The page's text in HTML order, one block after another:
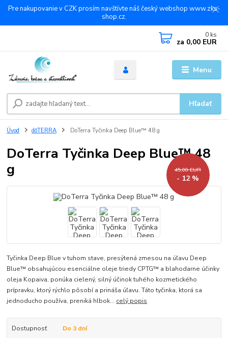
Pre nakupovanie v CZK prosím navštívte náš český webshop www.zks-
shop.cz.
Menu
Hľadať
0 ks
za 0,00 EUR
Úvod dōTERRA DoTerra Tyčinka Deep Blue™ 48 g
DoTerra Tyčinka Deep Blue™ 48
g
45,00 EUR
- 12 %
Tyčinka Deep Blue v tuhom stave, presýtená zmesou na úľavu Deep
Blue™ obsahujúcou esenciálne oleje triedy CPTG™ a blahodarne účinky
oleja Kopaiva, ponúka cielený, silný účinok tuhého kozmetického
prípravku, ktorý rýchlo pôsobí a prináša úľavu. Táto tyčinka, ktorá sa
jednoducho používa, preniká hlbok... celý popis
Dostupnosť
Do 3 dní